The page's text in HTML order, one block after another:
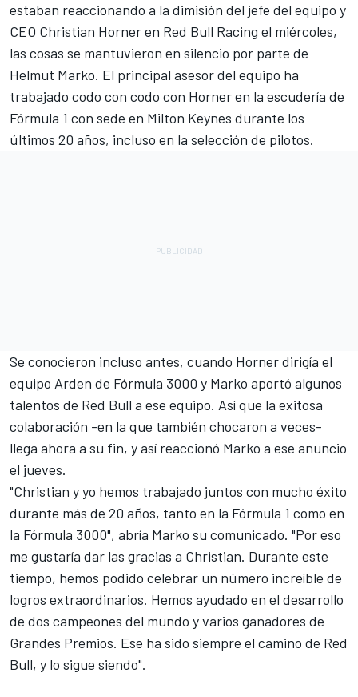
estaban reaccionando a la dimisión del jefe del equipo y
CEO Christian Horner en Red Bull Racing el miércoles,
las cosas se mantuvieron en silencio por parte de
Helmut Marko. El principal asesor del equipo ha
trabajado codo con codo con Horner en la escudería de
Fórmula 1 con sede en Milton Keynes durante los
últimos 20 años, incluso en la selección de pilotos.
Se conocieron incluso antes, cuando Horner dirigía el
equipo Arden de Fórmula 3000 y Marko aportó algunos
talentos de Red Bull a ese equipo. Así que la exitosa
colaboración -en la que también chocaron a veces-
llega ahora a su fin, y así reaccionó Marko a ese anuncio
el jueves.
"Christian y yo hemos trabajado juntos con mucho éxito
durante más de 20 años, tanto en la Fórmula 1 como en
la Fórmula 3000", abría Marko su comunicado. "Por eso
me gustaría dar las gracias a Christian. Durante este
tiempo, hemos podido celebrar un número increíble de
logros extraordinarios. Hemos ayudado en el desarrollo
de dos campeones del mundo y varios ganadores de
Grandes Premios. Ese ha sido siempre el camino de Red
Bull, y lo sigue siendo".